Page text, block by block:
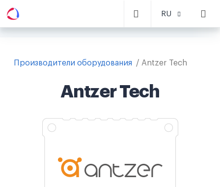
RU
Производители оборудования Antzer Tech
Antzer Tech